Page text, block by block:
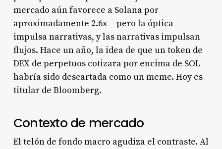
mercado aún favorece a Solana por
aproximadamente 2.6x— pero la óptica
impulsa narrativas, y las narrativas impulsan
flujos. Hace un año, la idea de que un token de
DEX de perpetuos cotizara por encima de SOL
habría sido descartada como un meme. Hoy es
titular de Bloomberg.
Contexto de mercado
El telón de fondo macro agudiza el contraste. Al